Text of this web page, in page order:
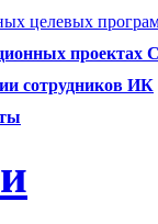
целевых
сотрудников ИК